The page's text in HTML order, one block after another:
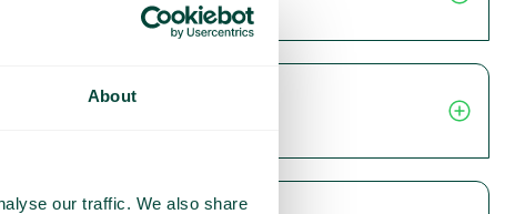
About
our traffic. We also share